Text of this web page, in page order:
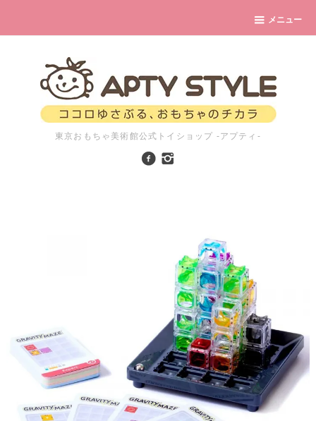
メニュー
東京おもちゃ美術館公式トイショップ -アプティ-